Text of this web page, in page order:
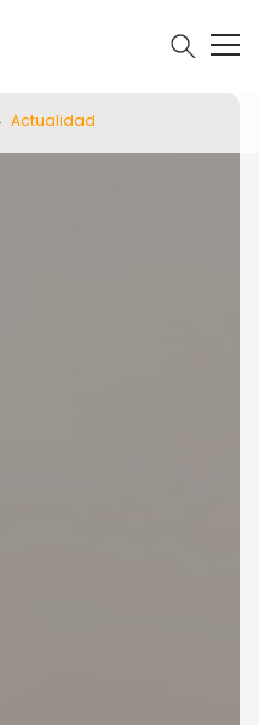
Actualidad